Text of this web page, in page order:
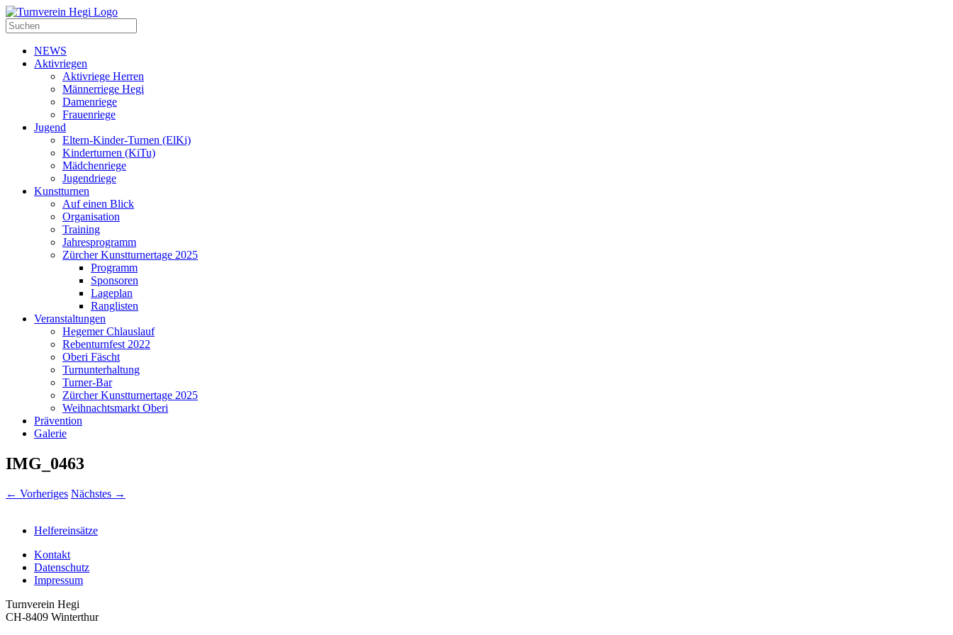
NEWS
Aktivriegen
Aktivriege Herren
Männerriege Hegi
Damenriege
Frauenriege
Jugend
Eltern-Kinder-Turnen (ElKi)
Kinderturnen (KiTu)
Mädchenriege
Jugendriege
Kunstturnen
Auf einen Blick
Organisation
Training
Jahresprogramm
Zürcher Kunstturnertage 2025
Programm
Sponsoren
Lageplan
Ranglisten
Veranstaltungen
Hegemer Chlauslauf
Rebenturnfest 2022
Oberi Fäscht
Turnunterhaltung
Turner-Bar
Zürcher Kunstturnertage 2025
Weihnachtsmarkt Oberi
Prävention
Galerie
IMG_0463
← Vorheriges Nächstes →
Helfereinsätze
Kontakt
Datenschutz
Impressum
Turnverein Hegi
CH-8409 Winterthur